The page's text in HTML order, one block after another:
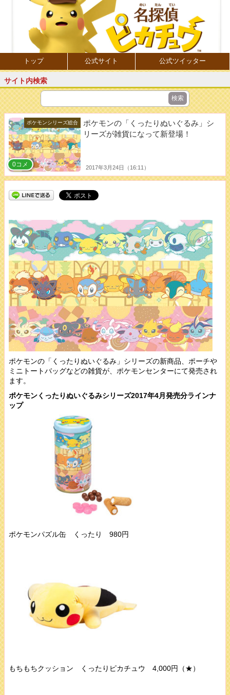
トップ 公式サイト 公式ツイッター
サイト内検索
ポケモンシリーズ総合
2017年3月24日（16:11）
ポケモンの「くったりぬいぐるみ」シ
リーズが雑貨になって新登場！
0コメ
ポケモンの「くったりぬいぐるみ」シリーズの新商品、ポーチや
ミニトートバッグなどの雑貨が、ポケモンセンターにて発売され
ます。
ポケモンくったりぬいぐるみシリーズ2017年4月発売分ラインナ
ップ
ポケモンパズル缶 くったり 980円
もちもちクッション くったりピカチュウ 4,000円（★）